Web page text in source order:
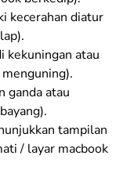
kecerahan diatur
kekuningan atau
ganda atau
tampilan
/ layar macbook